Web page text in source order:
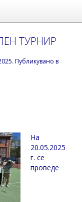
ТУРНИР
. Публикувано в
На
20.05.2025
г. се
проведе